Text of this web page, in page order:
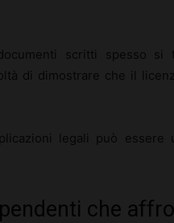
scritti spesso
di dimostrare che il
legali può
che